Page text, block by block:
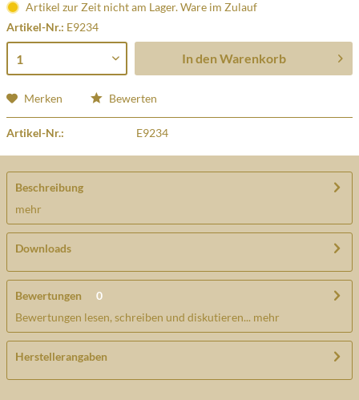
Artikel zur Zeit nicht am Lager. Ware im Zulauf
Artikel-Nr.: E9234
In den Warenkorb
Merken Bewerten
Artikel-Nr.: E9234
Beschreibung
mehr
Downloads
Bewertungen
0
Bewertungen lesen, schreiben und diskutieren... mehr
Herstellerangaben